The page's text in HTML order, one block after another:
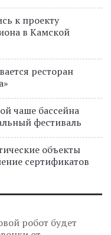
к проекту
в Камской
ресторан
чаше бассейна
фестиваль
объекты
сертификатов
робот будет